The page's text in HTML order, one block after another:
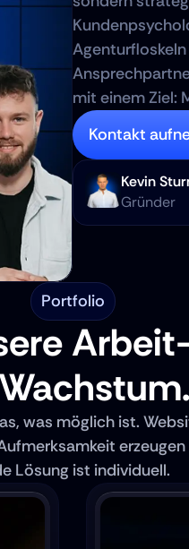
mit einem Ziel:
Kontakt
Kevin
Gründer
Portfolio
Arbeit-
was möglich ist.
Lösung ist individuell.